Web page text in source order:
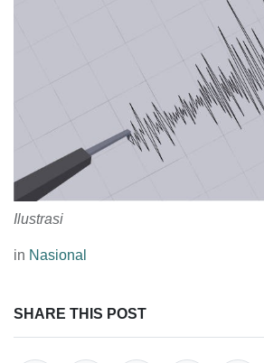
Ilustrasi
in Nasional
SHARE THIS POST